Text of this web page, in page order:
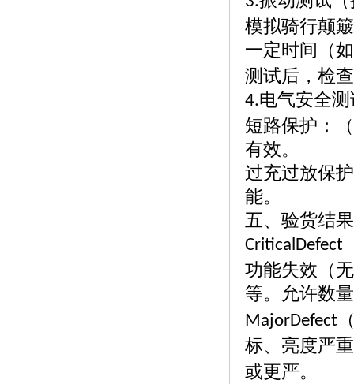
模拟骑行颠
一定时间（如
测试后，检
4.电气安全
短路保护：
有效。
过充过放保
能。
五、验货结
CriticalDefect
功能失效（
等。允许数
MajorDefect
标、亮度严
或更严。